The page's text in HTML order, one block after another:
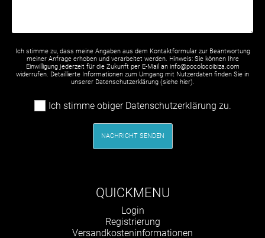
Ich stimme zu, dass meine Angaben aus dem Kontaktformular zur Beantwortung
meiner Anfrage erhoben und verarbeitet werden. Hinweis: Sie können Ihre
Einwilligung jederzeit für die Zukunft per E-Mail an info@pocolocoibiza.com
widerrufen. Detaillierte Informationen zum Umgang mit Nutzerdaten finden Sie in
unserer Datenschutzerklärung (siehe hier).
Ich stimme obiger Datenschutzerklärung zu.
NACHRICHT SENDEN
QUICKMENU
Navigation
überspringen
Login
Registrierung
Versandkosteninformationen